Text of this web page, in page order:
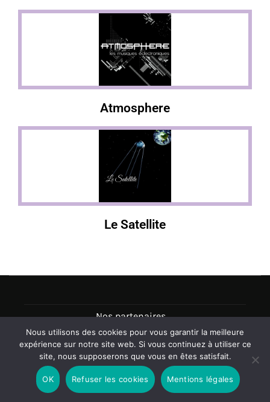
Atmosphere
Le Satellite
Nos partenaires
C.G.U
Mentions légales
Abonnez-vous à la newsletter de Radio Pulsar
Nous utilisons des cookies pour vous garantir la meilleure
expérience sur notre site web. Si vous continuez à utiliser ce
site, nous supposerons que vous en êtes satisfait.
OK Refuser les cookies Mentions légales